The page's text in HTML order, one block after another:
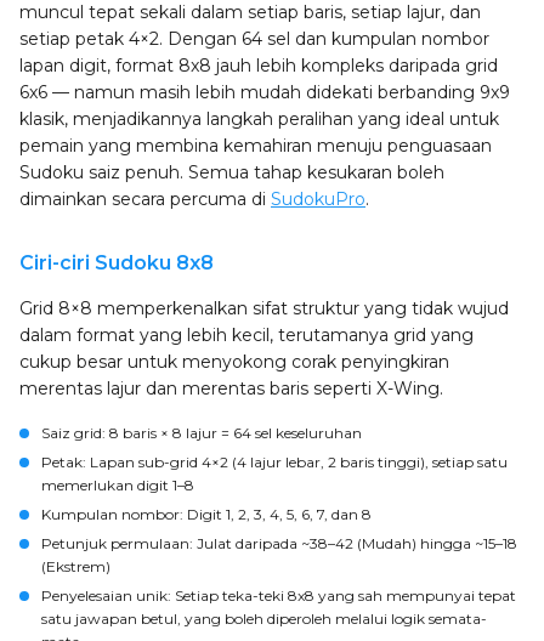
muncul tepat sekali dalam setiap baris, setiap lajur, dan
setiap petak 4×2. Dengan 64 sel dan kumpulan nombor
lapan digit, format 8x8 jauh lebih kompleks daripada grid
6x6 — namun masih lebih mudah didekati berbanding 9x9
klasik, menjadikannya langkah peralihan yang ideal untuk
pemain yang membina kemahiran menuju penguasaan
Sudoku saiz penuh. Semua tahap kesukaran boleh
dimainkan secara percuma di SudokuPro.
Ciri-ciri Sudoku 8x8
Grid 8×8 memperkenalkan sifat struktur yang tidak wujud
dalam format yang lebih kecil, terutamanya grid yang
cukup besar untuk menyokong corak penyingkiran
merentas lajur dan merentas baris seperti X-Wing.
Saiz grid: 8 baris × 8 lajur = 64 sel keseluruhan
Petak: Lapan sub-grid 4×2 (4 lajur lebar, 2 baris tinggi), setiap satu
memerlukan digit 1–8
Kumpulan nombor: Digit 1, 2, 3, 4, 5, 6, 7, dan 8
Petunjuk permulaan: Julat daripada ~38–42 (Mudah) hingga ~15–18
(Ekstrem)
Penyelesaian unik: Setiap teka-teki 8x8 yang sah mempunyai tepat
satu jawapan betul, yang boleh diperoleh melalui logik semata-